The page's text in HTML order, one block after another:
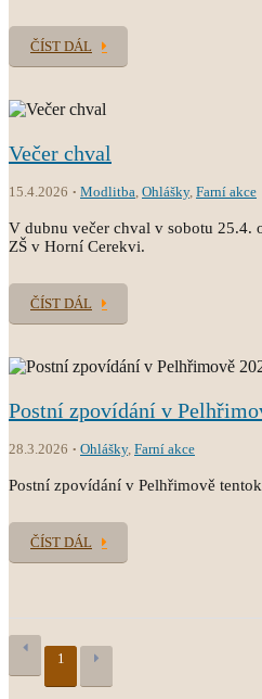
ČÍST DÁL
Večer chval
15.4.2026 Modlitba, Ohlášky, Farní akce
V dubnu večer chval v sobotu 25.4.
ZŠ v Horní Cerekvi.
ČÍST DÁL
Postní zpovídání v
28.3.2026 Ohlášky, Farní akce
Postní zpovídání v Pelhřimově
ČÍST DÁL
1